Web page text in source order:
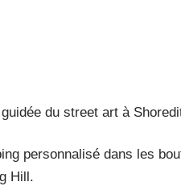
du street art à
personnalisé dans les
Hill.